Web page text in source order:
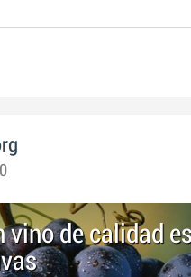
vino de calidad